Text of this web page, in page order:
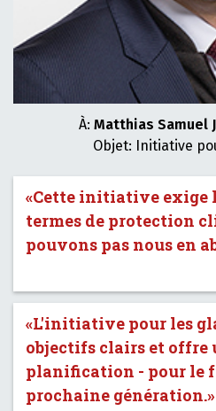
À: Matthias Samuel
Objet: Initiative
«Cette initiative exige
termes de protection
pouvons pas nous en
«L'initiative pour les
objectifs clairs et offre
planification - pour le
prochaine génération.»